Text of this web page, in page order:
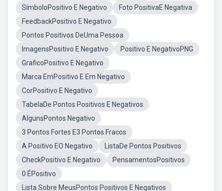
SímboloPositivo E Negativo
Foto PositivaE Negativa
FeedbackPositivo E Negativo
Pontos Positivos DeUma Pessoa
ImagensPositivo E Negativo
Positivo E NegativoPNG
GraficoPositivo E Negativo
Marca EmPositivo E Em Negativo
CorPositivo E Negativo
TabelaDe Pontos Positivos E Negativos
AlgunsPontos Negativo
3 Pontos Fortes E3 Pontos Fracos
A Positivo EO Negativo
ListaDe Pontos Positivos
CheckPositivo E Negativo
PensamentosPositivos
0 ÉPositivo
Lista Sobre MeusPontos Positivos E Negativos